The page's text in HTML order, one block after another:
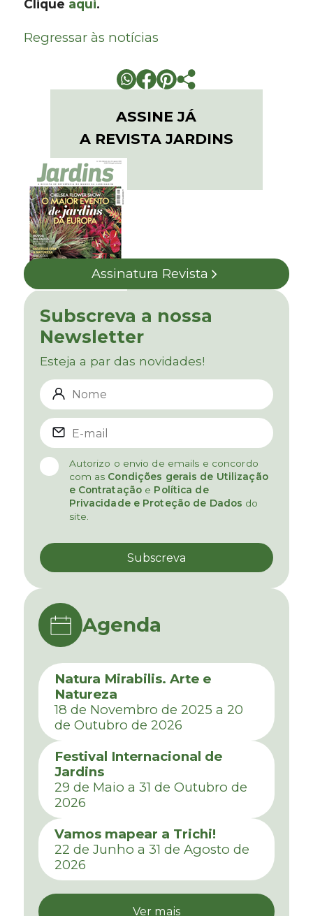
Clique aqui.
Regressar às notícias
ASSINE JÁ
A REVISTA JARDINS
Assinatura Revista
Subscreva a nossa
Newsletter
Esteja a par das novidades!
Autorizo o envio de emails e concordo
com as Condições gerais de Utilização
e Contratação e Política de
Privacidade e Proteção de Dados do
site.
Agenda
Natura Mirabilis. Arte e
Natureza
18 de Novembro de 2025 a 20
de Outubro de 2026
Festival Internacional de
Jardins
29 de Maio a 31 de Outubro de
2026
Vamos mapear a Trichi!
22 de Junho a 31 de Agosto de
2026
Ver mais